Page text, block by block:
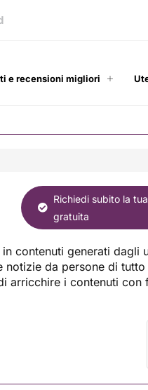
e recensioni migliori
Richiedi subito la
gratuita
contenuti generati dagli
notizie da persone di
arricchire i contenuti con